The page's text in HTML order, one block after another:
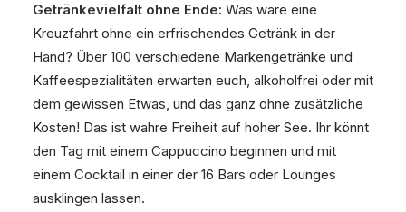
Getränkevielfalt ohne Ende: Was wäre eine
Kreuzfahrt ohne ein erfrischendes Getränk in der
Hand? Über 100 verschiedene Markengetränke und
Kaffeespezialitäten erwarten euch, alkoholfrei oder mit
dem gewissen Etwas, und das ganz ohne zusätzliche
Kosten! Das ist wahre Freiheit auf hoher See. Ihr könnt
den Tag mit einem Cappuccino beginnen und mit
einem Cocktail in einer der 16 Bars oder Lounges
ausklingen lassen.